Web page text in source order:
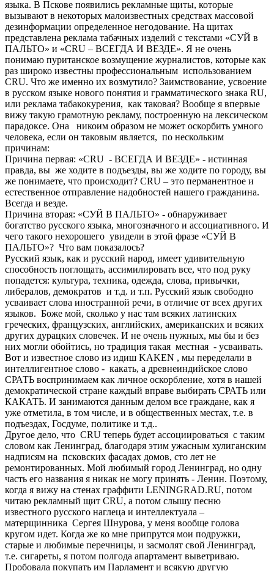
языка. В Пскове появились рекламные щиты, которые
вызывают в некоторых малоизвестных средствах массовой
дезинформации определенное негодование. На щитах
представлена реклама табачных изделий с текстами «СУЙ в
ПАЛЬТО» и «CRU – ВСЕГДА И ВЕЗДЕ». Я не очень
понимаю пуританское возмущение журналистов, которые как
раз широко известны профессиональным использованием
CRU. Что же именно их возмутило? Заимствование, усвоение
в русском языке нового понятия и грамматического знака RU,
или реклама табакокурения, как таковая? Вообще я впервые
вижу такую грамотную рекламу, построенную на лексическом
парадоксе. Она никоим образом не может оскорбить умного
человека, если он таковым является, по нескольким
причинам:
Причина первая: «CRU - ВСЕГДА И ВЕЗДЕ» - истинная
правда, вы же ходите в подъезды, вы же ходите по городу, вы
же понимаете, что происходит? СRU – это перманентное и
естественное отправление надобностей нашего гражданина.
Всегда и везде.
Причина вторая: «СУЙ В ПАЛЬТО» - обнаруживает
богатство русского языка, многозначного и ассоциативного. И
чего такого нехорошего увидели в этой фразе «СУЙ В
ПАЛЬТО»? Что вам показалось?
Русский язык, как и русский народ, имеет удивительную
способность поглощать, ассимилировать все, что под руку
попадется: культура, техника, одежда, слова, привычки,
либералов, демократов и т.д. и т.п. Русский язык свободно
усваивает слова иностранной речи, в отличие от всех других
языков. Боже мой, сколько у нас там всяких латинских
греческих, французских, английских, американских и всяких
других дурацких словечек. И не очень нужных, мы бы и без
них могли обойтись, но традиция такая местная - усваивать.
Вот и известное слово из идиш KAKEN , мы переделали в
интеллигентное слово - какать, а древнеиндийское слово
СРАТЬ воспринимаем как личное оскорбление, хотя в нашей
демократической стране каждый вправе выбирать СРАТЬ или
КАКАТЬ. И занимаются данным делом все граждане, как я
уже отметила, в том числе, и в общественных местах, т.е. в
подъездах, Госдуме, политике и т.д..
Другое дело, что CRU теперь будет ассоциироваться с таким
словом как Ленинград, благодаря этим ужасным хулиганским
надписям на псковских фасадах домов, сто лет не
ремонтированных. Мой любимый город Ленинград, но одну
часть его названия я никак не могу принять - Ленин. Поэтому,
когда я вижу на стенах граффити LENINGRAD.RU, потом
читаю рекламный щит CRU, а потом слышу песню
известного русского наглеца и интеллектуала –
матерщинника Сергея Шнурова, у меня вообще голова
кругом идет. Когда же ко мне припрутся мои подружки,
старые и любимые перечницы, и засмолят свой Ленинград,
т.е. сигареты, я потом полгода апартамент выветриваю.
Пробовала покупать им Парламент и всякую другую